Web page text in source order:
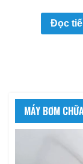
Đọc
MÁY BƠM